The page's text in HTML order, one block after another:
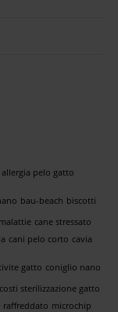
allergia pelo gatto
bau-beach biscotti
cane stressato
cani pelo corto cavia
gatto coniglio nano
costi sterilizzazione gatto
raffreddato microchip